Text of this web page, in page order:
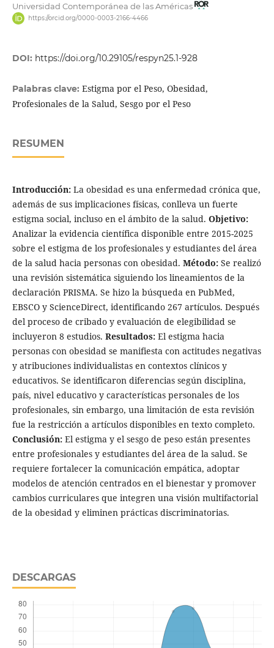
Universidad Contemporánea de las Américas
https://orcid.org/0000-0003-2166-4466
DOI: https://doi.org/10.29105/respyn25.1-928
Palabras clave: Estigma por el Peso, Obesidad,
Profesionales de la Salud, Sesgo por el Peso
RESUMEN
Introducción:La obesidad es una enfermedad crónica que,
además de sus implicaciones físicas, conlleva un fuerte
estigma social, incluso en el ámbito de la salud. Objetivo:
Analizar la evidencia científica disponible entre 2015-2025
sobre el estigma de los profesionales y estudiantes del área
de la salud hacia personas con obesidad. Método:Se realizó
una revisión sistemática siguiendo los lineamientos de la
declaración PRISMA. Se hizo la búsqueda en PubMed,
EBSCO y ScienceDirect, identificando 267 artículos. Después
del proceso de cribado y evaluación de elegibilidad se
incluyeron 8 estudios. Resultados:El estigma hacia
personas con obesidad se manifiesta con actitudes negativas
y atribuciones individualistas en contextos clínicos y
educativos. Se identificaron diferencias según disciplina,
país, nivel educativo y características personales de los
profesionales, sin embargo, una limitación de esta revisión
fue la restricción a artículos disponibles en texto completo.
Conclusión:El estigma y el sesgo de peso están presentes
entre profesionales y estudiantes del área de la salud. Se
requiere fortalecer la comunicación empática, adoptar
modelos de atención centrados en el bienestar y promover
cambios curriculares que integren una visión multifactorial
de la obesidad y eliminen prácticas discriminatorias.
DESCARGAS